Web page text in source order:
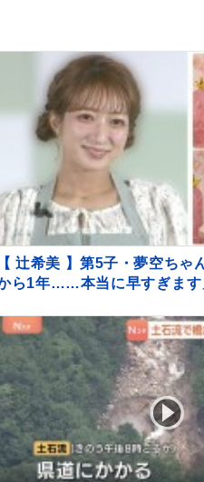
【 辻希美 】第5子・夢空ちゃ
ら1年……本当に早すぎま